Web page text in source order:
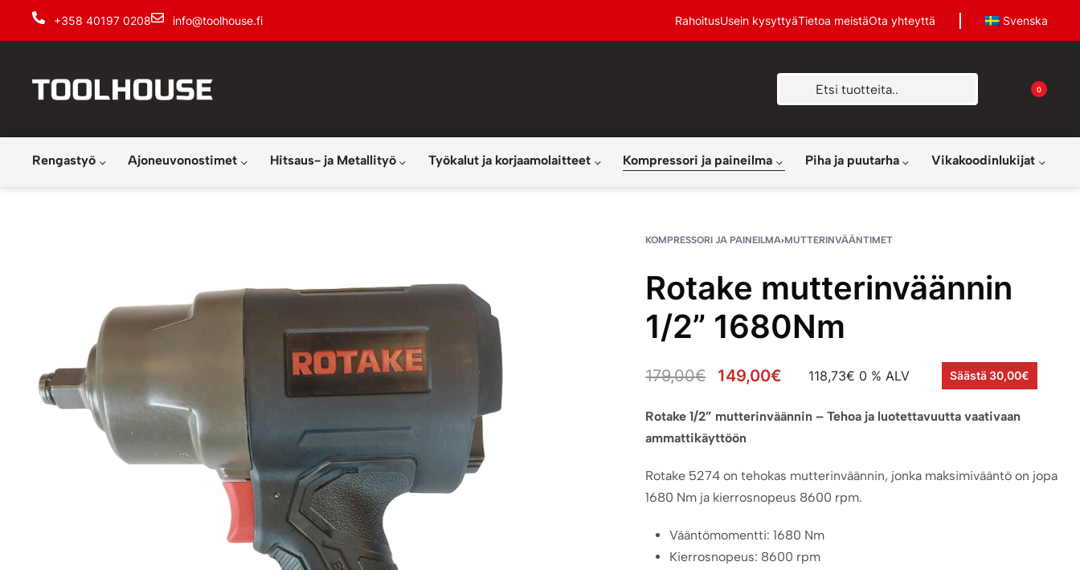
+358 40197 0208 info@toolhouse.fi RahoitusUsein kysyttyäTietoa meistäOta yhteyttä Svenska
0
Rengastyö Ajoneuvonostimet Hitsaus- ja Metallityö Työkalut ja korjaamolaitteet Kompressori ja paineilma Piha ja puutarha Vikakoodinlukijat
KOMPRESSORI JA PAINEILMA›MUTTERINVÄÄNTIMET
Rotake mutterinväännin
1/2” 1680Nm
179,00€ 149,00€ 118,73€ 0 % ALV Säästä 30,00€
Rotake 1/2” mutterinväännin – Tehoa ja luotettavuutta vaativaan
ammattikäyttöön
Rotake 5274 on tehokas mutterinväännin, jonka maksimivääntö on jopa
1680 Nm ja kierrosnopeus 8600 rpm.
Vääntömomentti: 1680 Nm
Kierrosnopeus: 8600 rpm